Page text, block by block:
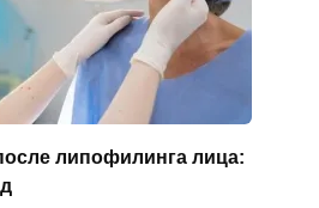
липофилинга лица: